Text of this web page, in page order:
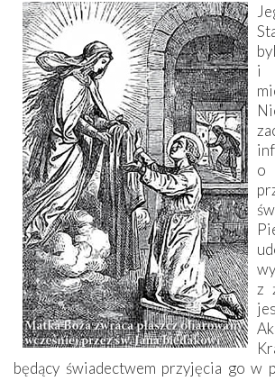
i
o
z
będący świadectwem przyjęcia go w